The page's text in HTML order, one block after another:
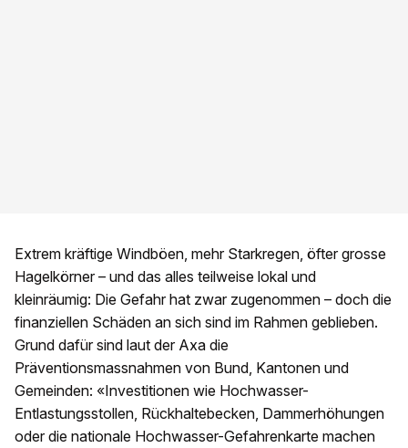
Extrem kräftige Windböen, mehr Starkregen, öfter grosse
Hagelkörner – und das alles teilweise lokal und
kleinräumig: Die Gefahr hat zwar zugenommen – doch die
finanziellen Schäden an sich sind im Rahmen geblieben.
Grund dafür sind laut der Axa die
Präventionsmassnahmen von Bund, Kantonen und
Gemeinden: «Investitionen wie Hochwasser-
Entlastungsstollen, Rückhaltebecken, Dammerhöhungen
oder die nationale Hochwasser-Gefahrenkarte machen